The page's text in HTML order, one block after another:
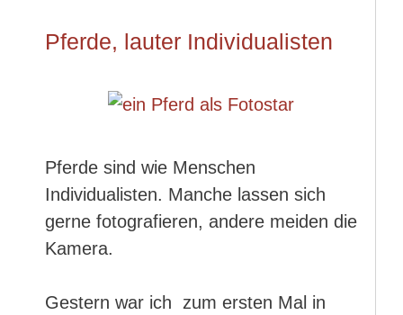
Pferde, lauter Individualisten
Pferde sind wie Menschen
Individualisten. Manche lassen sich
gerne fotografieren, andere meiden die
Kamera.
Gestern war ich zum ersten Mal in